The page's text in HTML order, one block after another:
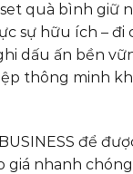
quà bình giữ
sự hữu ích – đi
dấu ấn bền
thông minh
để
giá nhanh